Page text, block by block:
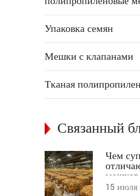
Упаковка семян
Мешки с клапанами
Связанный
Чем
мешков
15 июля